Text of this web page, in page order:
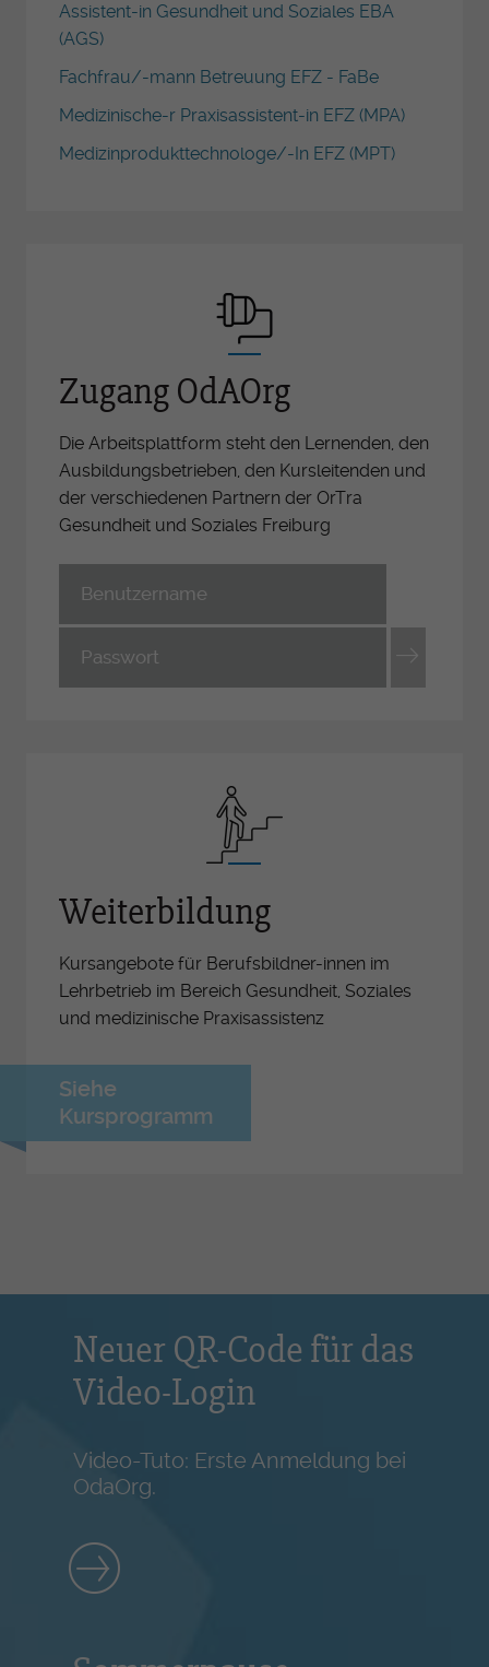
Assistent-in Gesundheit und Soziales EBA
(AGS)
Fachfrau/-mann Betreuung EFZ - FaBe
Medizinische-r Praxisassistent-in EFZ (MPA)
Medizinprodukttechnologe/-In EFZ (MPT)
Zugang OdAOrg
Die Arbeitsplattform steht den Lernenden, den
Ausbildungsbetrieben, den Kursleitenden und
der verschiedenen Partnern der OrTra
Gesundheit und Soziales Freiburg
Weiterbildung
Kursangebote für Berufsbildner-innen im
Lehrbetrieb im Bereich Gesundheit, Soziales
und medizinische Praxisassistenz
Siehe
Kursprogramm
Neuer QR-Code für das
Video-Login
Video-Tuto: Erste Anmeldung bei
OdaOrg.